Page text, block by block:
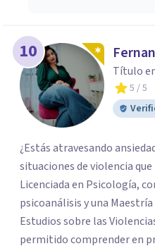
10
Título
5 / 5
¿Estás atravesando
situaciones de violencia
Licenciada en Psicología,
psicoanálisis y una
Estudios sobre las
permitido comprender en